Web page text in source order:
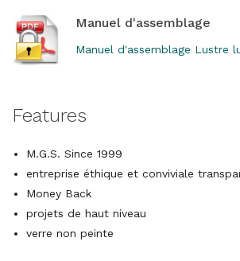
Manuel d'assemblage
Manuel d'assemblage Lustre
Features
M.G.S. Since 1999
entreprise éthique et conviviale
Money Back
projets de haut niveau
verre non peinte